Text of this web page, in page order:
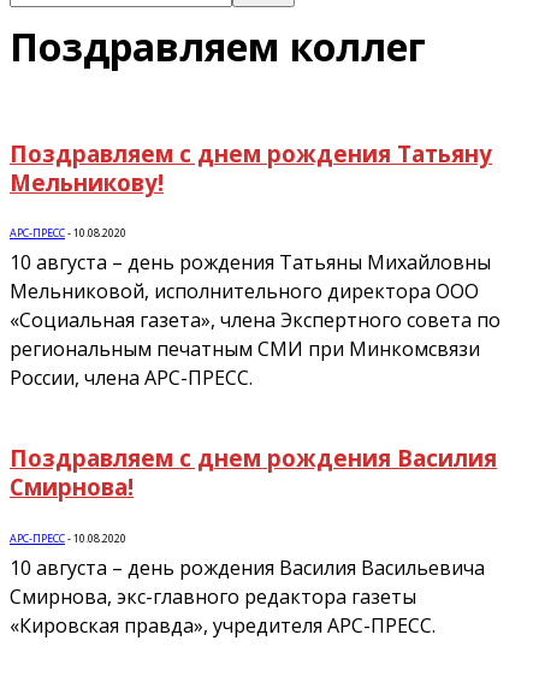
Поздравляем коллег
Поздравляем с днем рождения Татьяну
Мельникову!
АРС-ПРЕСС-10.08.2020
10 августа – день рождения Татьяны Михайловны
Мельниковой, исполнительного директора ООО
«Социальная газета», члена Экспертного совета по
региональным печатным СМИ при Минкомсвязи
России, члена АРС-ПРЕСС.
Поздравляем с днем рождения Василия
Смирнова!
АРС-ПРЕСС-10.08.2020
10 августа – день рождения Василия Васильевича
Смирнова, экс-главного редактора газеты
«Кировская правда», учредителя АРС-ПРЕСС.